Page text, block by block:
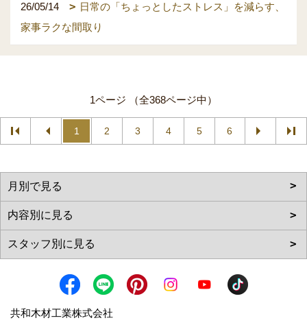
26/05/14
日常の「ちょっとしたストレス」を減らす、
家事ラクな間取り
1ページ （全368ページ中）
1 2 3 4 5 6
共和木材工業株式会社